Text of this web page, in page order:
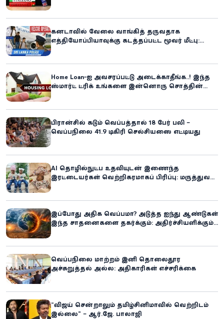
கனடாவில் வேலை வாங்கித் தருவதாக
எத்தியோப்பியாவுக்கு கடத்தப்பட்ட மூவர் மீட்பு:
Home Loan-ஐ அவசரப்பட்டு அடைக்காதீங்க..! இந்த
ஸ்மார்ட் ட்ரிக் உங்களை இன்னொரு சொத்தின்
பிரான்சில் கடும் வெப்பத்தால் 18 பேர் பலி –
வெப்பநிலை 41.9 டிகிரி செல்சியஸை எட்டியது
AI தொழில்நுட்ப உதவியுடன் இணைந்த
இரட்டையர்கள் வெற்றிகரமாகப் பிரிப்பு: மருத்துவ
இப்போது அதிக வெப்பமா? அடுத்த ஐந்து ஆண்டுகள்
இந்த சாதனைகளை தகர்க்கும்: அதிர்ச்சியளிக்கும்
வெப்பநிலை மாற்றம் இனி தொலைதூர
அச்சுறுத்தல் அல்ல: அதிகாரிகள் எச்சரிக்கை
“விஜய் சென்றாலும் தமிழ்சினிமாவில் வெற்றிடம்
இல்லை” – ஆர்.ஜே. பாலாஜி